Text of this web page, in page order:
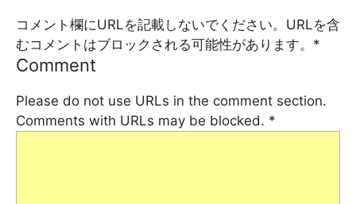
コメント欄にURLを記載しないでください。URLを含
むコメントはブロックされる可能性があります。 *
Comment
Please do not use URLs in the comment section.
Comments with URLs may be blocked. *